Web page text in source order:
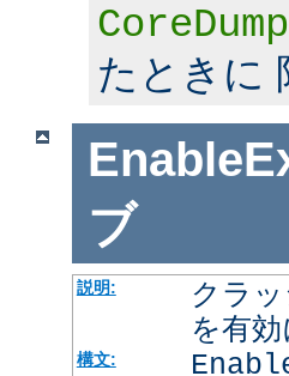
たときに
ブ
説明:
クラ
を有
構文: